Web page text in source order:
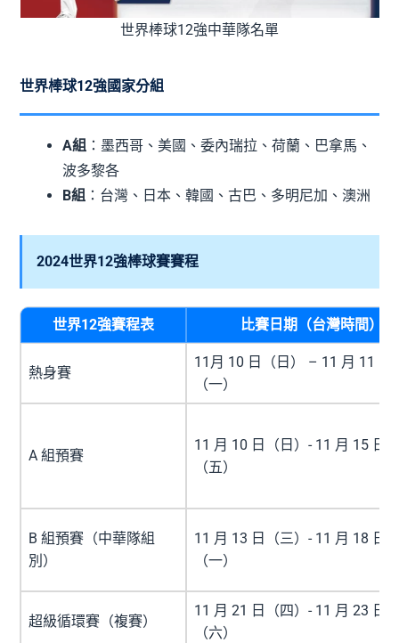
世界棒球12強中華隊名單
世界棒球12強國家分組
A組 ：墨西哥、美國、委內瑞拉、荷蘭、巴拿馬、
波多黎各
B組 ：台灣、日本、韓國、古巴、多明尼加、澳洲
2024世界12強棒球賽賽程
世界12強賽程表 比賽日期（台灣時間）
熱身賽
11月 10 日（日） – 11 月 11 日
（一）
A 組預賽
11 月 10 日（日）- 11 月 15 日
（五）
B 組預賽（中華隊組
別）
11 月 13 日（三）- 11 月 18 日
（一）
超級循環賽（複賽）
11 月 21 日（四）- 11 月 23 日
（六）